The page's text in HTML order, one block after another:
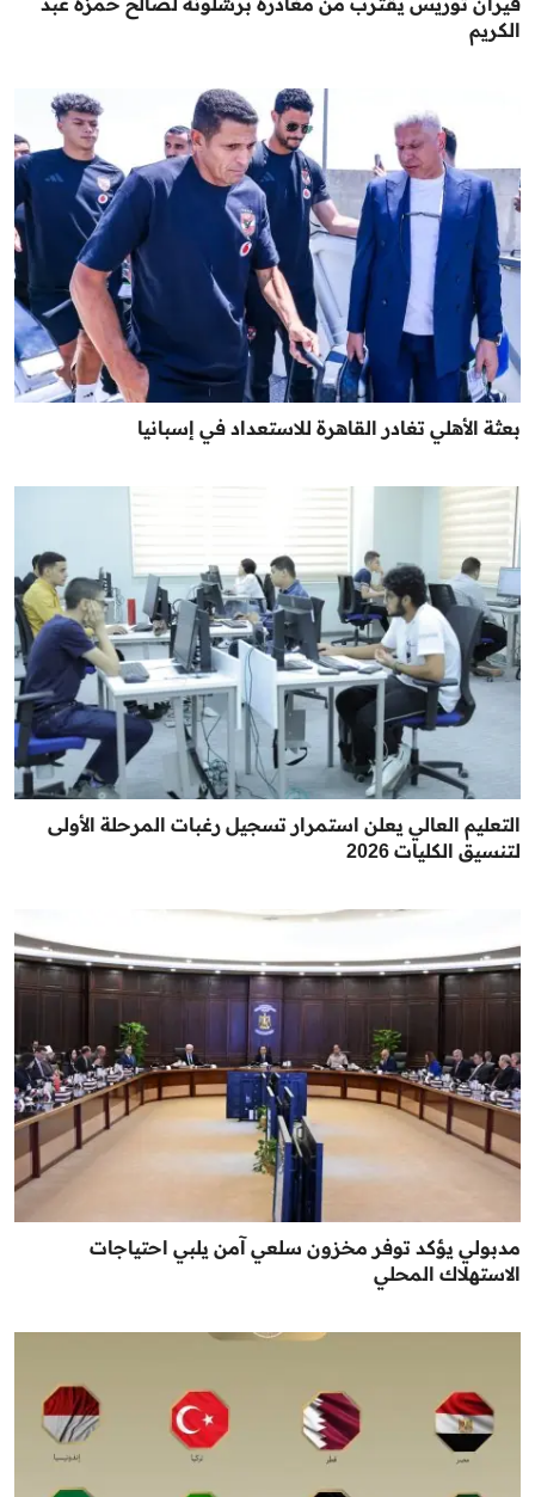
الكريم
بعثة الأهلي تغادر القاهرة للاستعداد في إسبانيا
التعليم العالي يعلن استمرار تسجيل رغبات المرحلة الأولى
لتنسيق الكليات 2026
مدبولي يؤكد توفر مخزون سلعي آمن يلبي احتياجات
الاستهلاك المحلي